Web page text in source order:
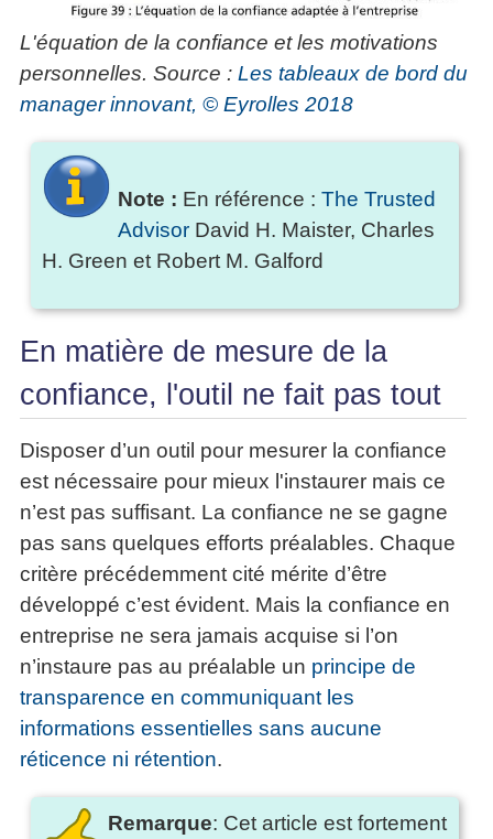
L'équation de la confiance et les motivations
personnelles. Source : Les tableaux de bord du
manager innovant, © Eyrolles 2018
Note : En référence :The Trusted
Advisor David H. Maister, Charles
H. Green et Robert M. Galford
En matière de mesure de la
confiance, l'outil ne fait pas tout
Disposer d’un outil pour mesurer la confiance
est nécessaire pour mieux l'instaurer mais ce
n’est pas suffisant. La confiance ne se gagne
pas sans quelques efforts préalables. Chaque
critère précédemment cité mérite d’être
développé c’est évident. Mais la confiance en
entreprise ne sera jamais acquise si l’on
n’instaure pas au préalable un principe de
transparence en communiquant les
informations essentielles sans aucune
réticence ni rétention.
Remarque: Cet article est fortement